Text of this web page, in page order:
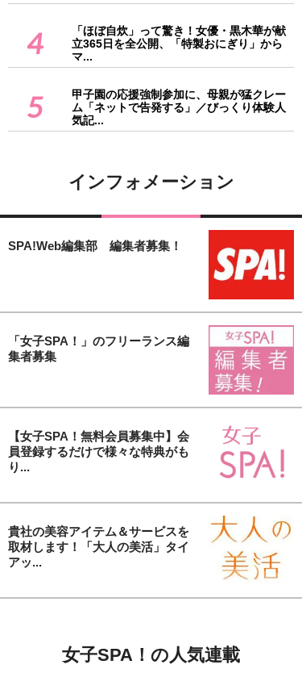
4
「ほぼ自炊」って驚き！女優・黒木華が献
立365日を全公開、「特製おにぎり」から
マ...
5
甲子園の応援強制参加に、母親が猛クレー
ム「ネットで告発する」／びっくり体験人
気記...
インフォメーション
SPA!Web編集部 編集者募集！
「女子SPA！」のフリーランス編
集者募集
【女子SPA！無料会員募集中】会
員登録するだけで様々な特典がも
り...
貴社の美容アイテム＆サービスを
取材します！「大人の美活」タイ
アッ...
女子SPA！の人気連載